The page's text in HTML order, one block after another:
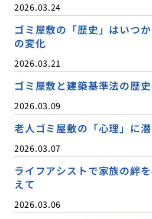
2026.03.24
ゴミ屋敷の「歴史」はいつ
の変化
2026.03.21
ゴミ屋敷と建築基準法の歴
2026.03.09
老人ゴミ屋敷の「心理」に
2026.03.07
ライフアシストで家族の絆
えて
2026.03.06